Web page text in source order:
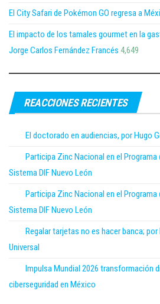
El City Safari de Pokémon GO regresa a
El impacto de los tamales gourmet en la
Jorge Carlos Fernández Francés 4,649
REACCIONES RECIENTES
El doctorado en audiencias, por Hugo
Participa Zinc Nacional en el Programa
Sistema DIF Nuevo León
Participa Zinc Nacional en el Programa
Sistema DIF Nuevo León
Regalar tarjetas no es hacer banca; por
Universal
Impulsa Mundial 2026 transformación
ciberseguridad en México